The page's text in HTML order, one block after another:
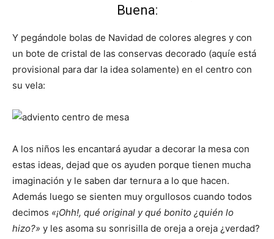
Buena:
Y pegándole bolas de Navidad de colores alegres y con
un bote de cristal de las conservas decorado (aquíe está
provisional para dar la idea solamente) en el centro con
su vela:
A los niños les encantará ayudar a decorar la mesa con
estas ideas, dejad que os ayuden porque tienen mucha
imaginación y le saben dar ternura a lo que hacen.
Además luego se sienten muy orgullosos cuando todos
decimos «¡Ohh!, qué original y qué bonito ¿quién lo
hizo?» y les asoma su sonrisilla de oreja a oreja ¿verdad?